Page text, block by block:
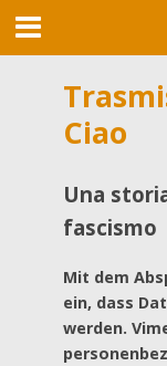
Ciao
Una
fascismo
Mit dem
ein, dass
werden.